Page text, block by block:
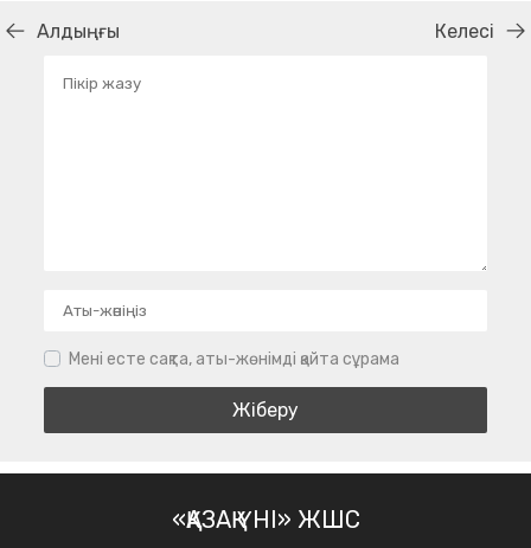
Алдыңғы Келесі
Мені есте сақта, аты-жөнімді қайта сұрама
«ҚАЗАҚ ҮНІ» ЖШС